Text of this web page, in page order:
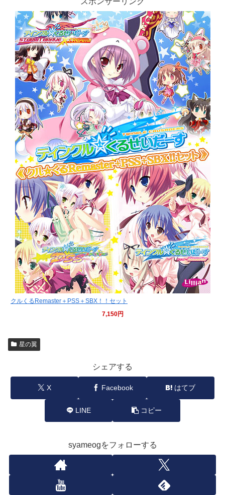
クルくるRemaster＋PSS＋SBX！！セット
7,150円
星の翼
シェアする
X Facebook はてブ
LINE コピー
syameogをフォローする